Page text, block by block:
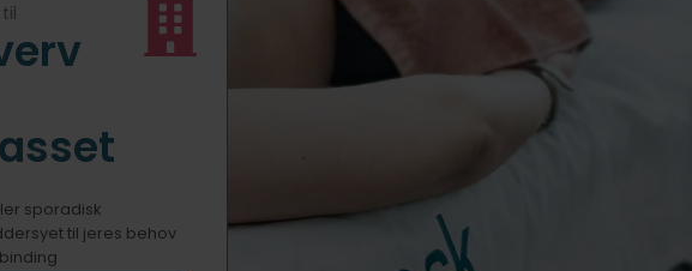
sporadisk
til jeres behov